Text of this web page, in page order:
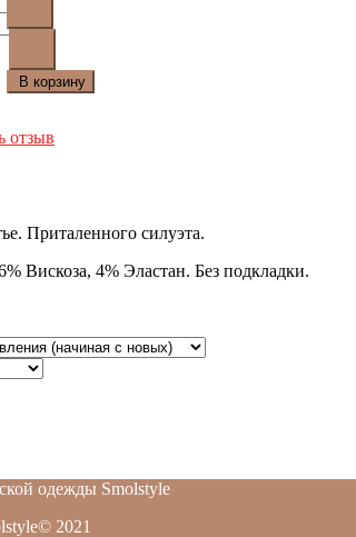
В корзину
отзыв
Приталенного силуэта.
Вискоза, 4% Эластан. Без подкладки.
одежды Smolstyle
2021